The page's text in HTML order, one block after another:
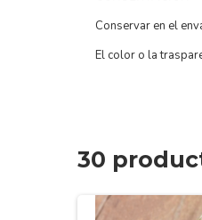
Conservar en el
El color o la
30